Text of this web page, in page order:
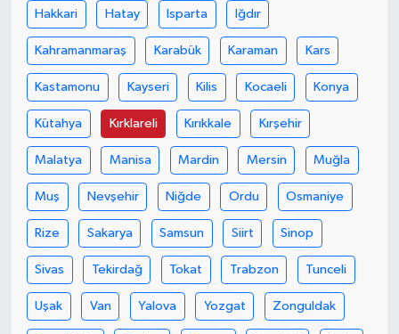
Hakkari Hatay Isparta Iğdır
Kahramanmaraş Karabük Karaman Kars
Kastamonu Kayseri Kilis Kocaeli Konya
Kütahya Kırklareli Kırıkkale Kırşehir
Malatya Manisa Mardin Mersin Muğla
Muş Nevşehir Niğde Ordu Osmaniye
Rize Sakarya Samsun Siirt Sinop
Sivas Tekirdağ Tokat Trabzon Tunceli
Uşak Van Yalova Yozgat Zonguldak